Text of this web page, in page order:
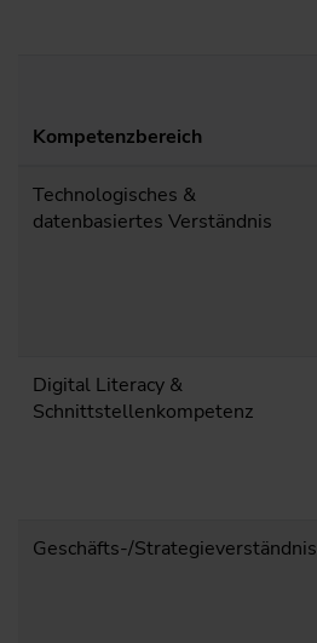
Kompetenzbereich
Technologisches &
datenbasiertes Verständnis
Digital Literacy &
Schnittstellenkompetenz
Geschäfts-/Strategieverständnis